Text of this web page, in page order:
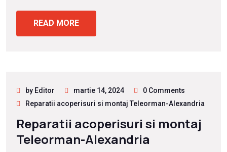
READ MORE
by Editor martie 14, 2024
0 Comments
Reparatii acoperisuri si montaj Teleorman-Alexandria
Reparatii acoperisuri si montaj
Teleorman-Alexandria